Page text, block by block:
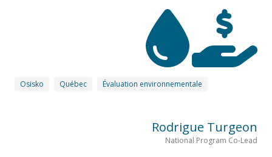
Osisko Québec Évaluation environnementale
Rodrigue Turgeon
National Program Co-Lead